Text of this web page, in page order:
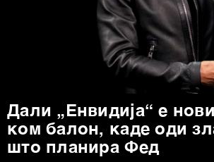
Дали „Енвидија“ е
ком балон, каде оди
што планира Фед